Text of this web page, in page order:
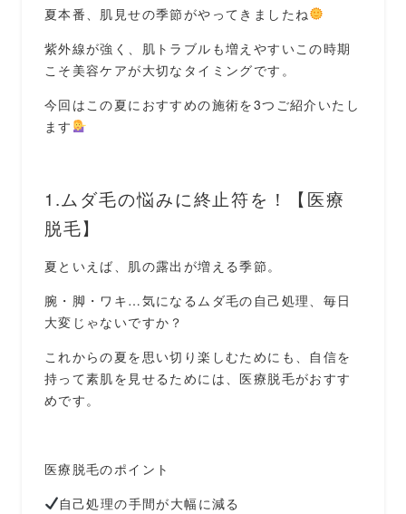
夏本番、肌見せの季節がやってきましたね
紫外線が強く、肌トラブルも増えやすいこの時期
こそ美容ケアが大切なタイミングです。
今回はこの夏におすすめの施術を3つご紹介いたし
ます
1.ムダ毛の悩みに終止符を！【医療
脱毛】
夏といえば、肌の露出が増える季節。
腕・脚・ワキ…気になるムダ毛の自己処理、毎日
大変じゃないですか？
これからの夏を思い切り楽しむためにも、自信を
持って素肌を見せるためには、医療脱毛がおすす
めです。
医療脱毛のポイント
自己処理の手間が大幅に減る